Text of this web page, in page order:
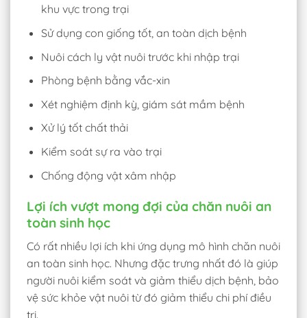
khu vực trong trại
Sử dụng con giống tốt, an toàn dịch bệnh
Nuôi cách ly vật nuôi trước khi nhập trại
Phòng bệnh bằng vắc-xin
Xét nghiệm định kỳ, giám sát mầm bệnh
Xử lý tốt chất thải
Kiểm soát sự ra vào trại
Chống động vật xâm nhập
Lợi ích vượt mong đợi của chăn nuôi an
toàn sinh học
Có rất nhiều lợi ích khi ứng dụng mô hình chăn nuôi
an toàn sinh học. Nhưng đặc trưng nhất đó là giúp
người nuôi kiểm soát và giảm thiểu dịch bệnh, bảo
vệ sức khỏe vật nuôi từ đó giảm thiểu chi phí điều
trị.